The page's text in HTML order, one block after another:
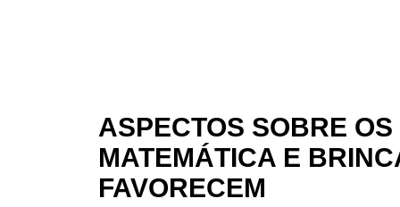
ASPECTOS SOBRE
MATEMÁTICA E
FAVORECEM